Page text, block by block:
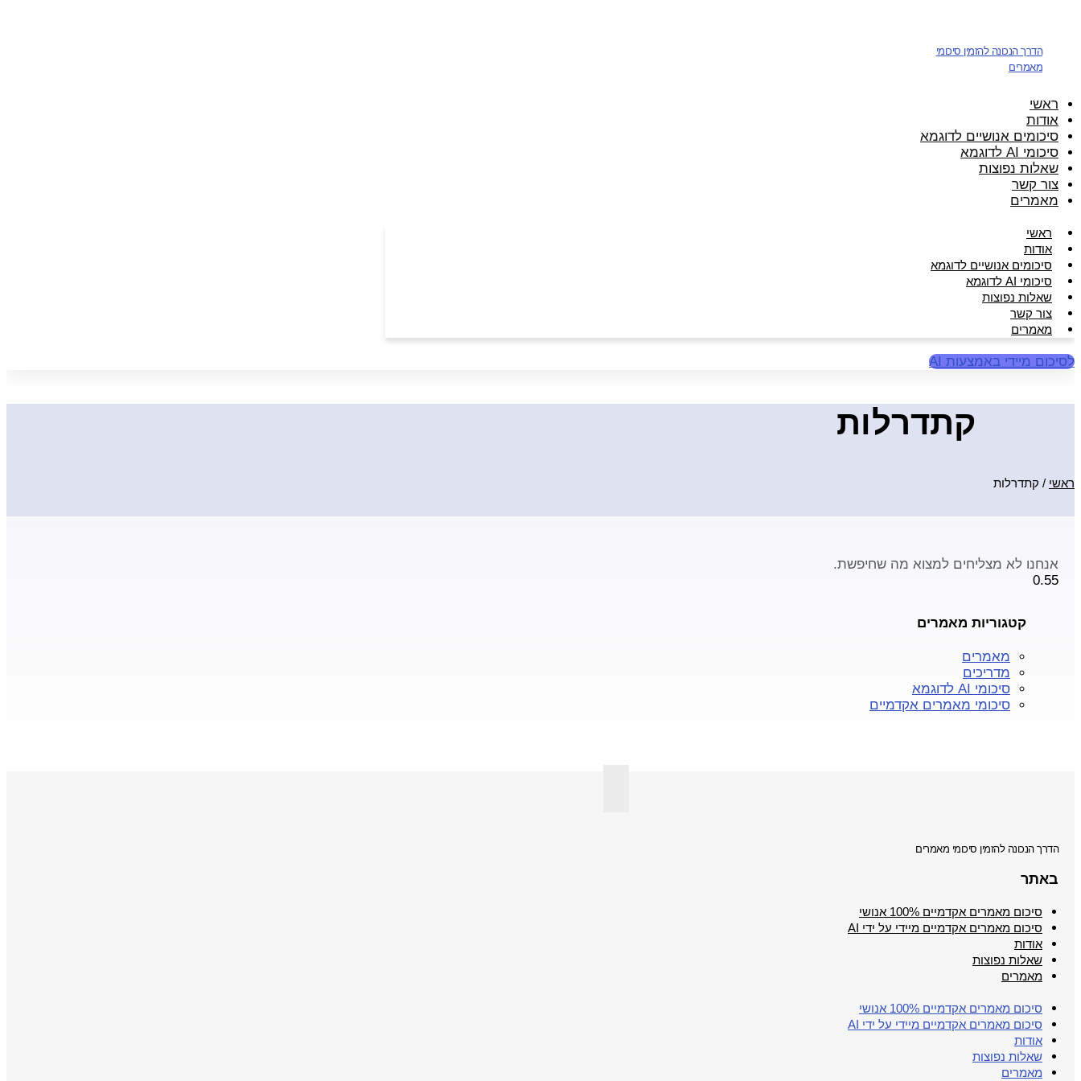
הדרך הנכונה להזמין סיכומי
מאמרים
ראשי
אודות
סיכומים אנושיים לדוגמא
סיכומי AI לדוגמא
שאלות נפוצות
צור קשר
מאמרים
ראשי
אודות
סיכומים אנושיים לדוגמא
סיכומי AI לדוגמא
שאלות נפוצות
צור קשר
מאמרים
לסיכום מיידי באמצעות AI
קתדרלות
ראשי / קתדרלות
אנחנו לא מצליחים למצוא מה שחיפשת.
קטגוריות מאמרים
מאמרים
מדריכים
סיכומי AI לדוגמא
סיכומי מאמרים אקדמיים
הדרך הנכונה להזמין סיכומי מאמרים
באתר
סיכום מאמרים אקדמיים 100% אנושי
סיכום מאמרים אקדמיים מיידי על ידי AI
אודות
שאלות נפוצות
מאמרים
סיכום מאמרים אקדמיים 100% אנושי
סיכום מאמרים אקדמיים מיידי על ידי AI
אודות
שאלות נפוצות
מאמרים